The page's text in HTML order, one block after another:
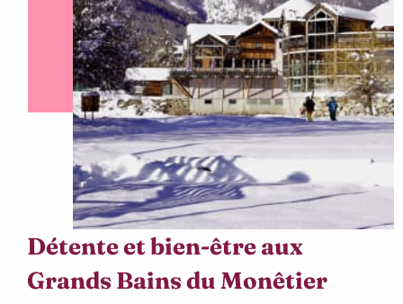
Détente et bien-être aux
Grands Bains du Monêtier